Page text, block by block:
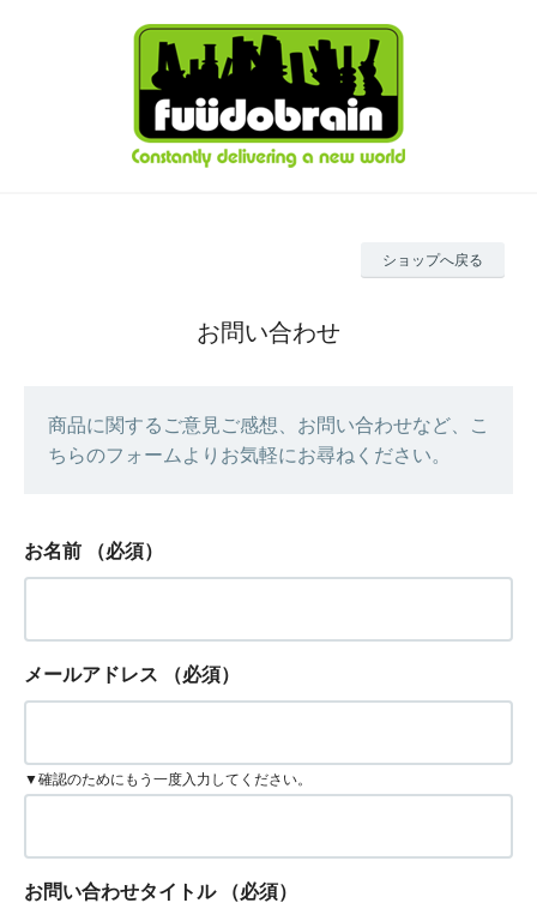
ショップへ戻る
お問い合わせ
商品に関するご意見ご感想、お問い合わせなど、こ
ちらのフォームよりお気軽にお尋ねください。
お名前 （必須）
メールアドレス （必須）
▼確認のためにもう一度入力してください。
お問い合わせタイトル （必須）